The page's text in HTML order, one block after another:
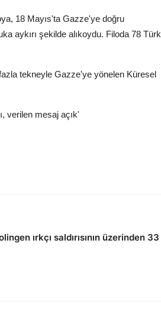
18 Mayıs'ta Gazze'ye doğru
aykırı şekilde alıkoydu. Filoda 78 Türk
tekneyle Gazze'ye yönelen Küresel
verilen mesaj açık'
ırkçı saldırısının üzerinden 33